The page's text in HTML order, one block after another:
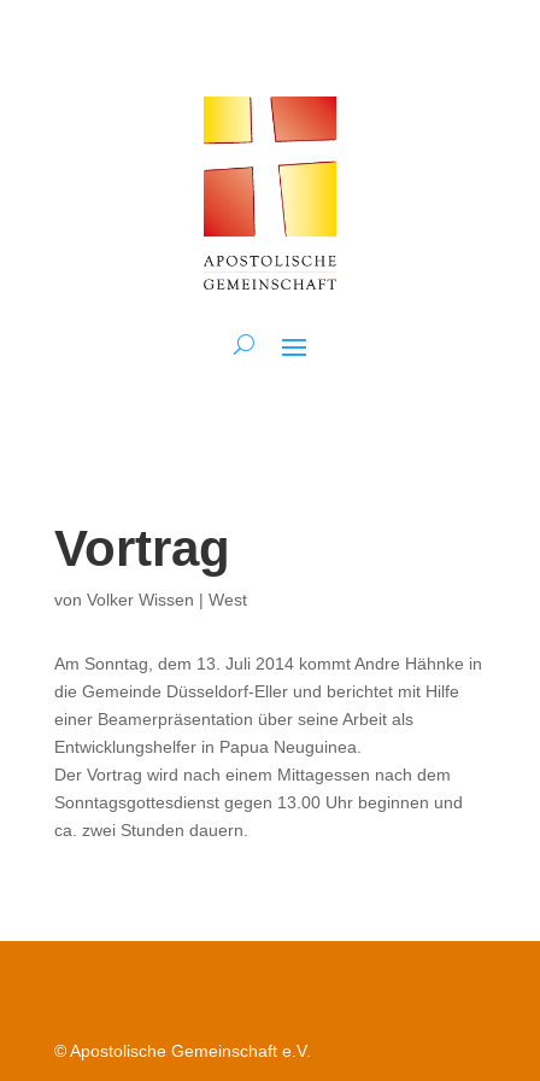
Vortrag
von Volker Wissen | West
Am Sonntag, dem 13. Juli 2014 kommt Andre Hähnke in
die Gemeinde Düsseldorf-Eller und berichtet mit Hilfe
einer Beamerpräsentation über seine Arbeit als
Entwicklungshelfer in Papua Neuguinea.
Der Vortrag wird nach einem Mittagessen nach dem
Sonntagsgottesdienst gegen 13.00 Uhr beginnen und
ca. zwei Stunden dauern.
© Apostolische Gemeinschaft e.V.